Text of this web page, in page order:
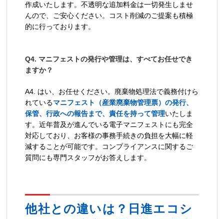
作成いたします。不透明な追加料金は一切発生しませ
んので、ご安心ください。コスト削減のご提案も積極
的に行っております。
Q4. マニフェストの発行や管理は、すべてお任せでき
ますか？
A4. はい、お任せください。廃棄物処理法で義務付けら
れているマニフェスト（産業廃棄物管理票）の発行、
保管、行政への報告まで、責任を持って管理いたしま
す。近年普及が進んでいる電子マニフェストにも完全
対応しており、お客様の事務手続きの負担を大幅に軽
減することが可能です。コンプライアンスに関するご
質問にも専門スタッフがお答えします。
他社との違いは？日進エコシ